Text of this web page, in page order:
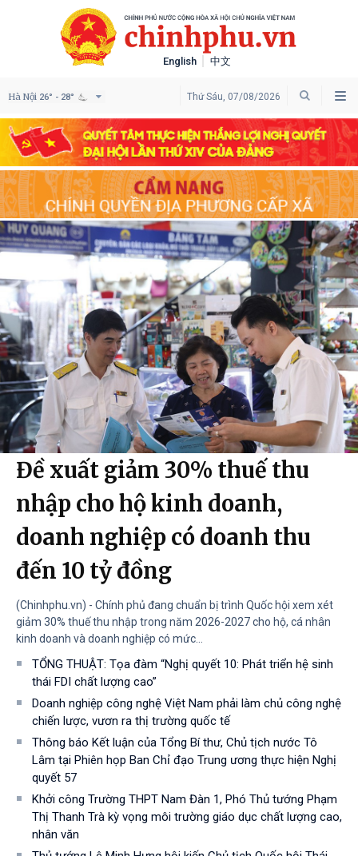
English 中文
Thứ Sáu, 07/08/2026
Hà Nội 26° - 28°
Đề xuất giảm 30% thuế thu
nhập cho hộ kinh doanh,
doanh nghiệp có doanh thu
đến 10 tỷ đồng
(Chinhphu.vn) - Chính phủ đang chuẩn bị trình Quốc hội xem xét
giảm 30% thuế thu nhập trong năm 2026-2027 cho hộ, cá nhân
kinh doanh và doanh nghiệp có mức...
TỔNG THUẬT: Tọa đàm “Nghị quyết 10: Phát triển hệ sinh
thái FDI chất lượng cao”
Doanh nghiệp công nghệ Việt Nam phải làm chủ công nghệ
chiến lược, vươn ra thị trường quốc tế
Thông báo Kết luận của Tổng Bí thư, Chủ tịch nước Tô
Lâm tại Phiên họp Ban Chỉ đạo Trung ương thực hiện Nghị
quyết 57
Khởi công Trường THPT Nam Đàn 1, Phó Thủ tướng Phạm
Thị Thanh Trà kỳ vọng môi trường giáo dục chất lượng cao,
nhân văn